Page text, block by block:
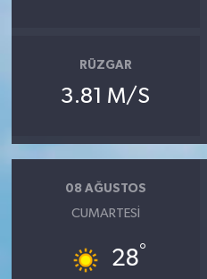
RÜZGAR
3.81 M/S
08 AĞUSTOS
CUMARTESI
28°